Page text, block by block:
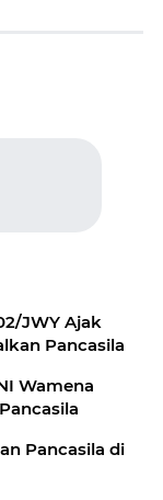
JWY Ajak
Pancasila
Wamena
Pancasila di